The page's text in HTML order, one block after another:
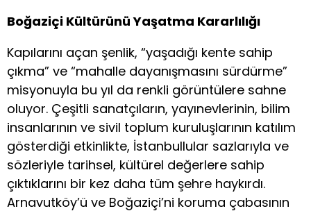
Boğaziçi Kültürünü Yaşatma Kararlılığı
Kapılarını açan şenlik, “yaşadığı kente sahip
çıkma” ve “mahalle dayanışmasını sürdürme”
misyonuyla bu yıl da renkli görüntülere sahne
oluyor. Çeşitli sanatçıların, yayınevlerinin, bilim
insanlarının ve sivil toplum kuruluşlarının katılım
gösterdiği etkinlikte, İstanbullular sazlarıyla ve
sözleriyle tarihsel, kültürel değerlere sahip
çıktıklarını bir kez daha tüm şehre haykırdı.
Arnavutköy’ü ve Boğaziçi’ni koruma çabasının